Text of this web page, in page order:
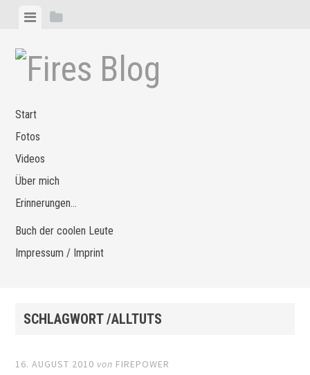
Zum
springen
MenüSeitenleiste
Start
Fotos
Videos
Über mich
Erinnerungen…
Buch der coolen Leute
Impressum / Imprint
SCHLAGWORT /ALLTUTS
16. AUGUST 2010 von FIREPOWER